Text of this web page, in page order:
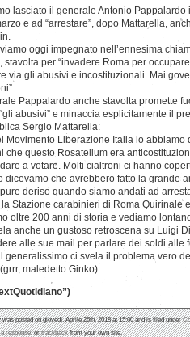
lasciato il generale Antonio
e ad “arrestare”, dopo Mattarella,
oggi impegnato nell’ennesima
stavolta per “invadere Roma per
via gli abusivi e incostituzionali. Mai
Pappalardo anche stavolta promette
abusivi” e minaccia esplicitamente il
Sergio Mattarella:
Movimento Liberazione Italia lo abbiamo
che questo Rosatellum era
a votare. Molti cialtroni ci hanno
dicevamo che avrebbero fatto la grande
deriso quando siamo andati ad
Stazione carabinieri di Roma Quirinale
oltre 200 anni di storia e vediamo
anche un gustoso retroscena su Luigi
alle sue mail per parlare dei soldi alle
generalissimo ci svela il problema vero
maledetto Ginko).
was posted on giovedì, Aprile 26th, 2018 at 15:00 and is filed under
response, ortrackbackfrom your own site.